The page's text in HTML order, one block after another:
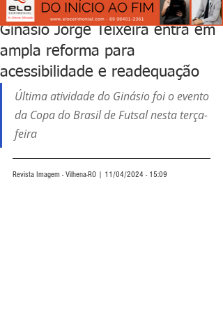
Ginásio Jorge Teixeira entra em
ampla reforma para
acessibilidade e readequação
Última atividade do Ginásio foi o evento
da Copa do Brasil de Futsal nesta terça-
feira
Revista Imagem - Vilhena-RO | 11/04/2024 - 15:09